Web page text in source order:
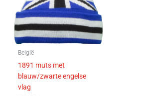
België
1891 muts met
blauw/zwarte engelse
vlag